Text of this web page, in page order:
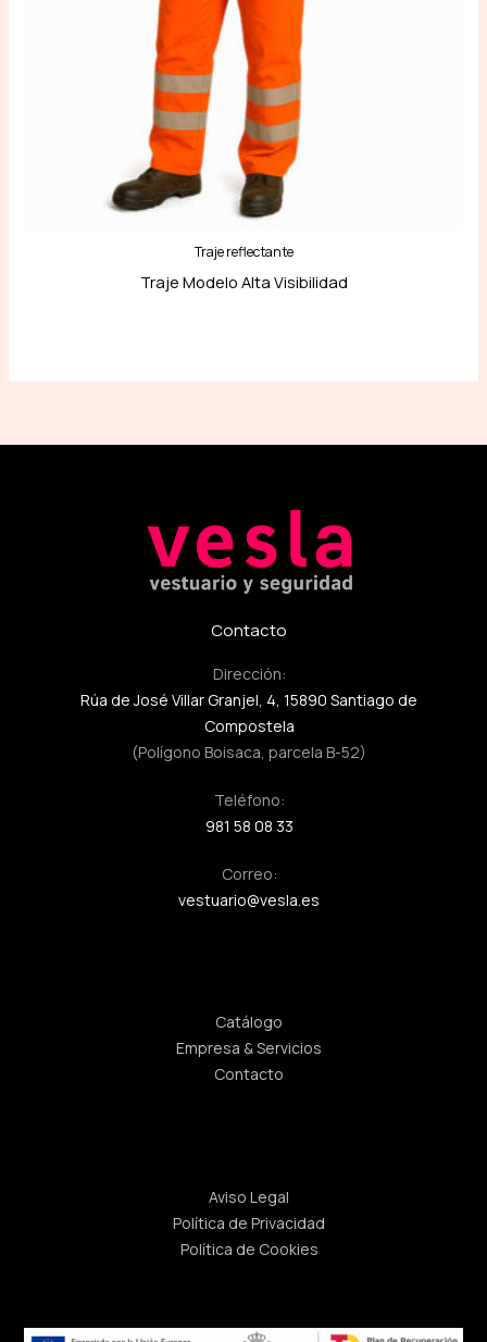
Traje reflectante
Traje Modelo Alta Visibilidad
Contacto
Dirección:
Rúa de José Villar Granjel, 4, 15890 Santiago de
Compostela
(Polígono Boisaca, parcela B-52)
Teléfono:
981 58 08 33
Correo:
vestuario@vesla.es
Catálogo
Empresa & Servicios
Contacto
Aviso Legal
Política de Privacidad
Política de Cookies